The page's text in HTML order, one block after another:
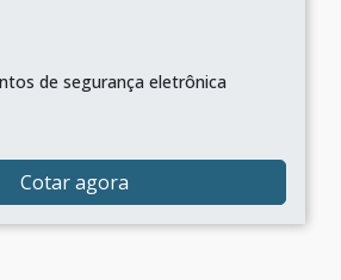
de segurança eletrônica
Cotar agora